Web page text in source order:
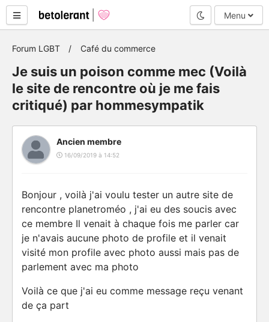
Mode nuit
Menu
Forum LGBT Café du commerce
Je suis un poison comme mec (Voilà
le site de rencontre où je me fais
critiqué) par hommesympatik
Ancien membre
16/09/2019 à 14:52
Bonjour , voilà j'ai voulu tester un autre site de
rencontre planetroméo , j'ai eu des soucis avec
ce membre Il venait à chaque fois me parler car
je n'avais aucune photo de profile et il venait
visité mon profile avec photo aussi mais pas de
parlement avec ma photo
Voilà ce que j'ai eu comme message reçu venant
de ça part